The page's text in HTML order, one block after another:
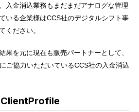
入金消込業務もまだまだアナログな管理
いる企業様はCCS社のデジタルシフト事
ください。
果を元に現在も販売パートナーとして、
ご協力いただいているCCS社の入金消込
ClientProfile